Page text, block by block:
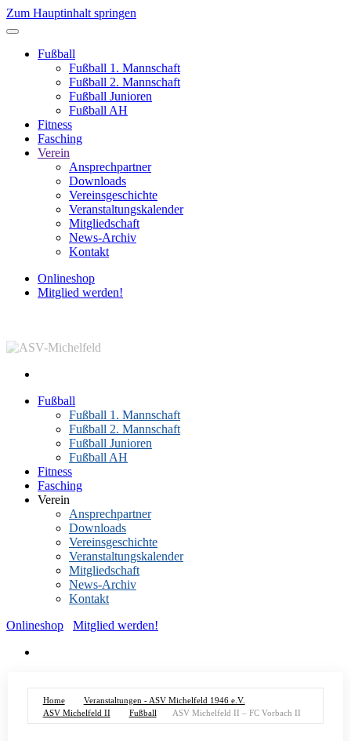
Zum Hauptinhalt springen
Fußball
Fußball 1. Mannschaft
Fußball 2. Mannschaft
Fußball Junioren
Fußball AH
Fitness
Fasching
Verein
Ansprechpartner
Downloads
Vereinsgeschichte
Veranstaltungskalender
Mitgliedschaft
News-Archiv
Kontakt
Onlineshop
Mitglied werden!
Fußball
Fußball 1. Mannschaft
Fußball 2. Mannschaft
Fußball Junioren
Fußball AH
Fitness
Fasching
Verein
Ansprechpartner
Downloads
Vereinsgeschichte
Veranstaltungskalender
Mitgliedschaft
News-Archiv
Kontakt
Onlineshop
Mitglied werden!
Home
Veranstaltungen - ASV Michelfeld 1946 e.V.
ASV Michelfeld II
Fußball ASV Michelfeld II – FC Vorbach II